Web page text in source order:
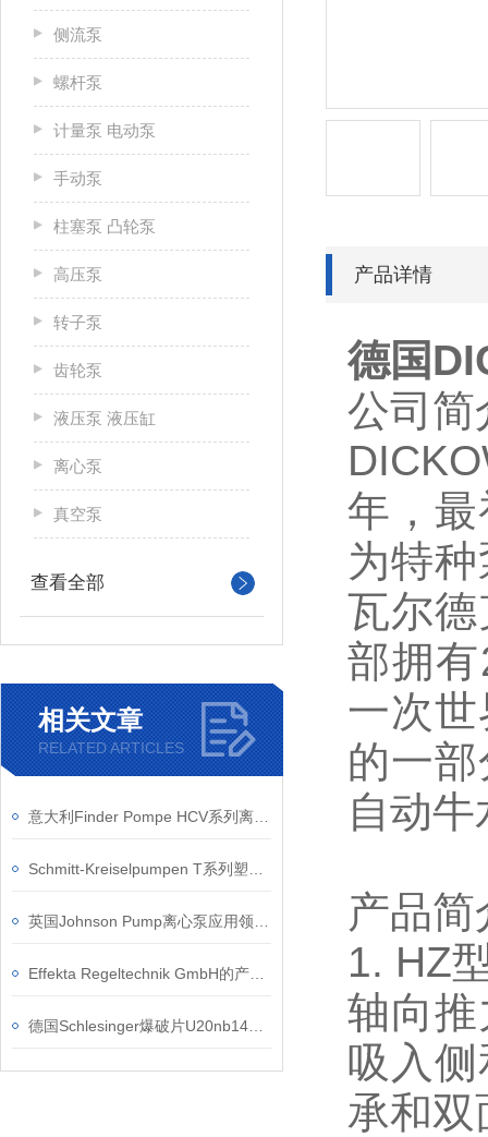
侧流泵
螺杆泵
计量泵 电动泵
手动泵
柱塞泵 凸轮泵
高压泵
转子泵
齿轮泵
液压泵 液压缸
离心泵
真空泵
查看全部
相关文章
RELATED ARTICLES
产品详情
德国
公司简
年，
为特
瓦尔
部拥
一次
的一
自动
产品简
1. HZ
轴向
吸入
承和双